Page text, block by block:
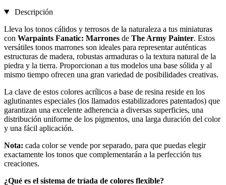
Descripción
Lleva los tonos cálidos y terrosos de la naturaleza a tus miniaturas
con Warpaints Fanatic: Marrones de The Army Painter. Estos
versátiles tonos marrones son ideales para representar auténticas
estructuras de madera, robustas armaduras o la textura natural de la
piedra y la tierra. Proporcionan a tus modelos una base sólida y al
mismo tiempo ofrecen una gran variedad de posibilidades creativas.
La clave de estos colores acrílicos a base de resina reside en los
aglutinantes especiales (los llamados estabilizadores patentados) que
garantizan una excelente adherencia a diversas superficies, una
distribución uniforme de los pigmentos, una larga duración del color
y una fácil aplicación.
Nota: cada color se vende por separado, para que puedas elegir
exactamente los tonos que complementarán a la perfección tus
creaciones.
¿Qué es el sistema de tríada de colores flexible?